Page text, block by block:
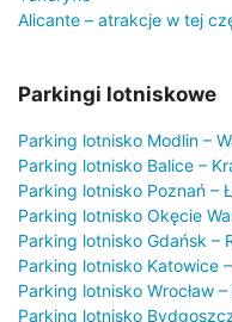
Alicante – atrakcje w tej
Parkingi lotniskowe
Parking lotnisko Modlin –
Parking lotnisko Balice –
Parking lotnisko Poznań –
Parking lotnisko Okęcie
Parking lotnisko Gdańsk –
Parking lotnisko Katowice
Parking lotnisko Wrocław
Parking lotnisko